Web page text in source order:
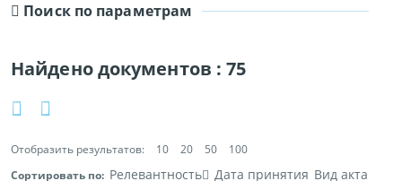
Поиск по параметрам
Найдено документов :75
Отобразить результатов: 10 20 50
100
Сортировать по: Релевантность Дата принятия Вид акта